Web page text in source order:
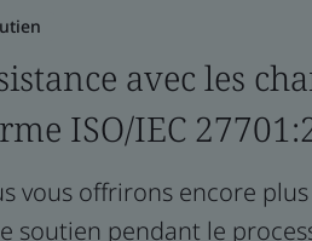
avec les
ISO/IEC
vous offrirons encore
soutien pendant le